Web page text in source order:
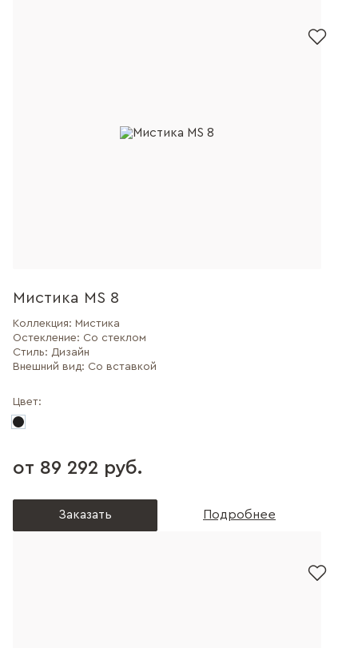
Мистика MS 8
Коллекция: Мистика
Остекление: Со стеклом
Стиль: Дизайн
Внешний вид: Со вставкой
Цвет:
от 89 292 руб.
Заказать Подробнее